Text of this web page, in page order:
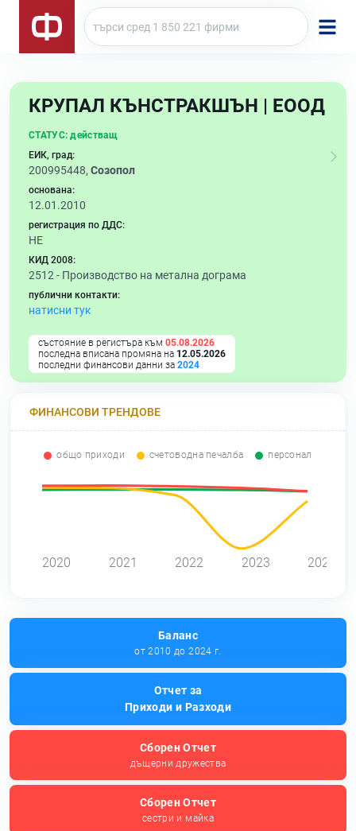
КРУПАЛ КЪНСТРАКШЪН | ЕООД
СТАТУС: действащ
ЕИК, град:
200995448, Созопол
основана:
12.01.2010
регистрация по ДДС:
НЕ
КИД 2008:
2512 - Производство на метална дограма
публични контакти:
натисни тук
състояние в регистъра към 05.08.2026
последна вписана промяна на 12.05.2026
последни финансови данни за 2024
ФИНАНСОВИ ТРЕНДОВЕ
общо приходи счетоводна печалба персонал
2020 2021 2022 2023 2024
Баланс
от 2010 до 2024 г.
Отчет за
Приходи и Разходи
Сборен Отчет
дъщерни дружества
Сборен Отчет
сестри и майка